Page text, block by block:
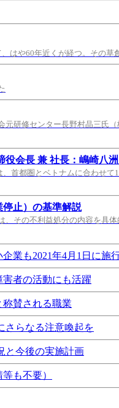
はや60年近くが経つ。その
研修センター長野村晶三氏
会長 兼 社長：嶋崎八
首都圏とベトナムに合わせ
止）の基準解説
その不利益処分の内容を具
も2021年4月1日に施
者の活動にも活躍
賛される職業
らなる注意喚起を
と今後の実施計画
も不要）